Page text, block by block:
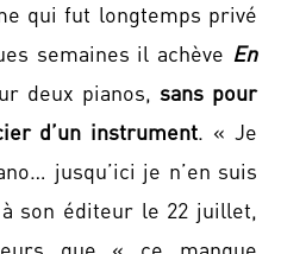
qui fut longtemps privé
semaines il achève En
deux pianos, sans pour
d’un instrument. « Je
jusqu’ici je n’en suis
son éditeur le 22 juillet,